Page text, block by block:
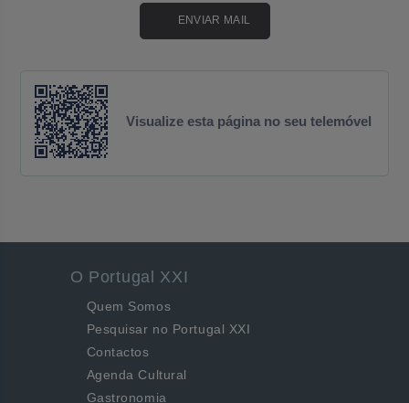
ENVIAR MAIL
Visualize esta página no seu telemóvel
O Portugal XXI
Quem Somos
Pesquisar no Portugal XXI
Contactos
Agenda Cultural
Gastronomia